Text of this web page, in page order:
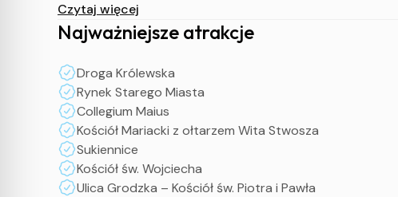
UWAGA !
Czytaj więcej
Najważniejsze atrakcje
Droga Królewska
Rynek Starego Miasta
Collegium Maius
Kościół Mariacki z ołtarzem Wita Stwosza
Sukiennice
Kościół św. Wojciecha
Ulica Grodzka – Kościół św. Piotra i Pawła